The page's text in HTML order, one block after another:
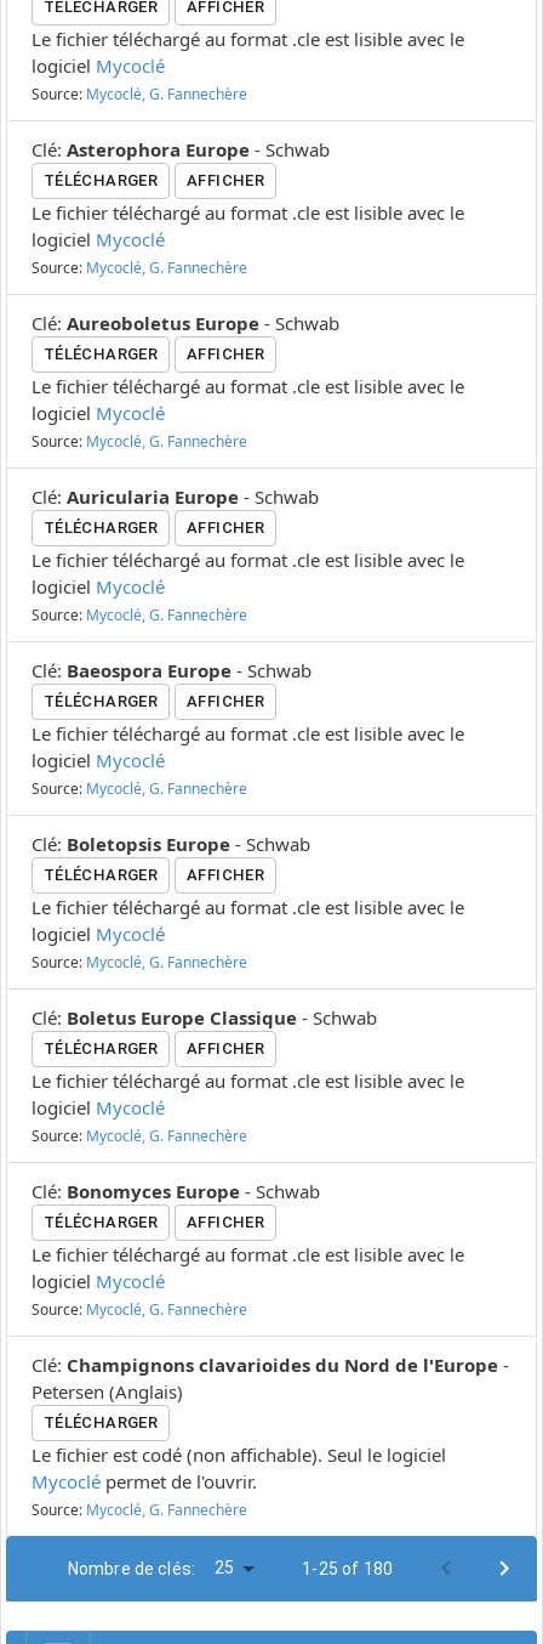
TÉLÉCHARGER AFFICHER
Le fichier téléchargé au format .cle est lisible avec le
logiciel Mycoclé
Source: Mycoclé, G. Fannechère
Clé: Asterophora Europe - Schwab
TÉLÉCHARGER AFFICHER
Le fichier téléchargé au format .cle est lisible avec le
logiciel Mycoclé
Source: Mycoclé, G. Fannechère
Clé: Aureoboletus Europe - Schwab
TÉLÉCHARGER AFFICHER
Le fichier téléchargé au format .cle est lisible avec le
logiciel Mycoclé
Source: Mycoclé, G. Fannechère
Clé: Auricularia Europe - Schwab
TÉLÉCHARGER AFFICHER
Le fichier téléchargé au format .cle est lisible avec le
logiciel Mycoclé
Source: Mycoclé, G. Fannechère
Clé: Baeospora Europe - Schwab
TÉLÉCHARGER AFFICHER
Le fichier téléchargé au format .cle est lisible avec le
logiciel Mycoclé
Source: Mycoclé, G. Fannechère
Clé: Boletopsis Europe - Schwab
TÉLÉCHARGER AFFICHER
Le fichier téléchargé au format .cle est lisible avec le
logiciel Mycoclé
Source: Mycoclé, G. Fannechère
Clé: Boletus Europe Classique - Schwab
TÉLÉCHARGER AFFICHER
Le fichier téléchargé au format .cle est lisible avec le
logiciel Mycoclé
Source: Mycoclé, G. Fannechère
Clé: Bonomyces Europe - Schwab
TÉLÉCHARGER AFFICHER
Le fichier téléchargé au format .cle est lisible avec le
logiciel Mycoclé
Source: Mycoclé, G. Fannechère
Clé: Champignons clavarioides du Nord de l'Europe -
Petersen (Anglais)
TÉLÉCHARGER
Le fichier est codé (non affichable). Seul le logiciel
Mycoclé permet de l'ouvrir.
Source: Mycoclé, G. Fannechère
Nombre de clés: 25 1-25 of 180